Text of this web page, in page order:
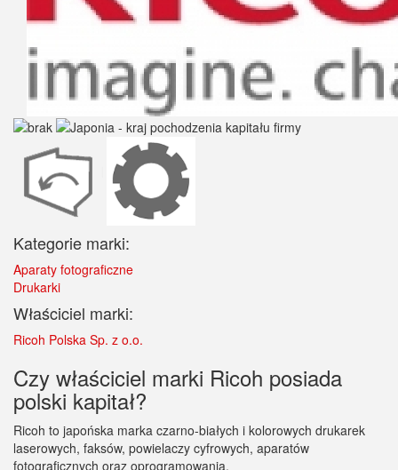
Kategorie marki:
Aparaty fotograficzne
Drukarki
Właściciel marki:
Ricoh Polska Sp. z o.o.
Czy właściciel marki Ricoh posiada
polski kapitał?
Ricoh to japońska marka czarno-białych i kolorowych drukarek
laserowych, faksów, powielaczy cyfrowych, aparatów
fotograficznych oraz oprogramowania.